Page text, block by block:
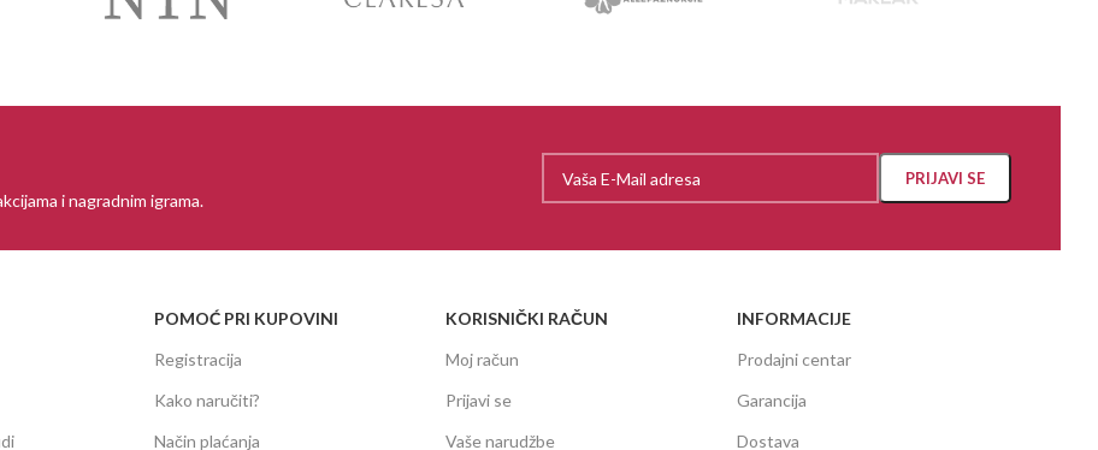
i nagradnim igrama.
POMOĆ PRI KUPOVINI
Registracija
Kako naručiti?
Način plaćanja
KORISNIČKI RAČUN
Moj račun
Prijavi se
Vaše narudžbe
INFORMACIJE
Prodajni centar
Garancija
Dostava